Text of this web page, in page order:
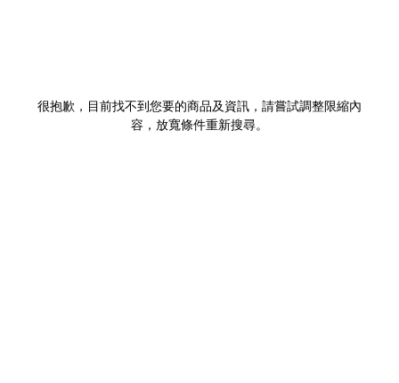
很抱歉，目前找不到您要的商品及資訊，請嘗試調整限縮內
容，放寬條件重新搜尋。